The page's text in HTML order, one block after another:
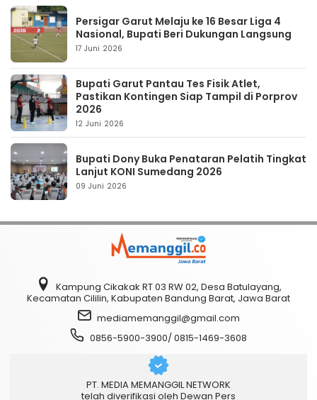
Persigar Garut Melaju ke 16 Besar Liga 4
Nasional, Bupati Beri Dukungan Langsung
17 Juni 2026
Bupati Garut Pantau Tes Fisik Atlet,
Pastikan Kontingen Siap Tampil di Porprov
2026
12 Juni 2026
Bupati Dony Buka Penataran Pelatih Tingkat
Lanjut KONI Sumedang 2026
09 Juni 2026
Kampung Cikakak RT 03 RW 02, Desa Batulayang,
Kecamatan Cililin, Kabupaten Bandung Barat, Jawa Barat
mediamemanggil@gmail.com
0856-5900-3900/ 0815-1469-3608
PT. MEDIA MEMANGGIL NETWORK
telah diverifikasi oleh Dewan Pers